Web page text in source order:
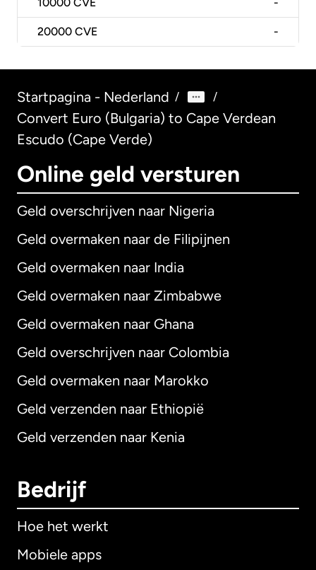
10000 CVE -
20000 CVE -
Startpagina - Nederland / /
Convert Euro (Bulgaria) to Cape Verdean
Escudo (Cape Verde)
Online geld versturen
Geld overschrijven naar Nigeria
Geld overmaken naar de Filipijnen
Geld overmaken naar India
Geld overmaken naar Zimbabwe
Geld overmaken naar Ghana
Geld overschrijven naar Colombia
Geld overmaken naar Marokko
Geld verzenden naar Ethiopië
Geld verzenden naar Kenia
Bedrijf
Hoe het werkt
Mobiele apps